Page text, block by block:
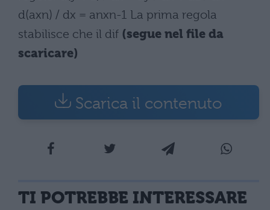
d(axn) / dx = anxn-1 La prima regola
stabilisce che il dif (segue nel file da
scaricare)
Scarica il contenuto
TI POTREBBE INTERESSARE